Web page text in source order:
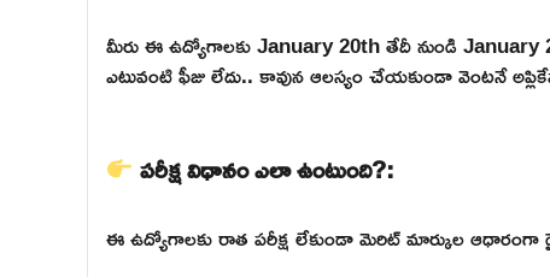
మీరు ఈ ఉద్యోగాలకు January 20th తేదీ నుండి January
ఎటువంటి ఫీజు లేదు.. కావున ఆలస్యం చేయకుండా వెంటనే
పరీక్ష విధానం ఎలా ఉంటుంది?:
ఈ ఉద్యోగాలకు రాత పరీక్ష లేకుండా మెరిట్ మార్కుల ఆధారంగా